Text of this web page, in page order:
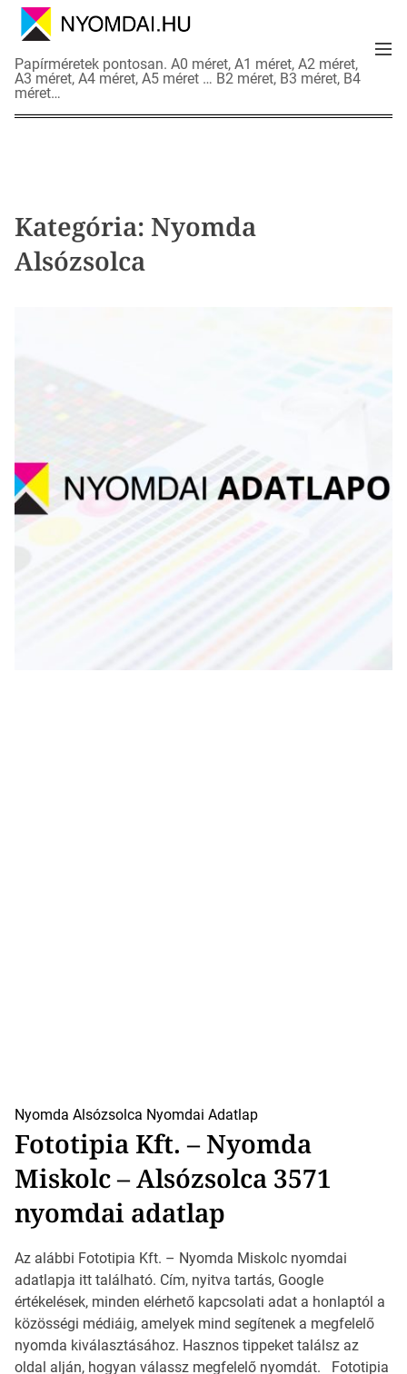
N
y
o
m
d
a
t
Papírméretek pontosan. A0 méret, A1 méret, A2 méret,
A3 méret, A4 méret, A5 méret … B2 méret, B3 méret, B4
méret…
M
Kategória: Nyomda
Alsózsolca
Nyomda Alsózsolca Nyomdai Adatlap
Fototipia Kft. – Nyomda
Miskolc – Alsózsolca 3571
nyomdai adatlap
Az alábbi Fototipia Kft. – Nyomda Miskolc nyomdai
adatlapja itt található. Cím, nyitva tartás, Google
értékelések, minden elérhető kapcsolati adat a honlaptól a
közösségi médiáig, amelyek mind segítenek a megfelelő
nyomda kiválasztásához. Hasznos tippeket találsz az
oldal alján, hogyan válassz megfelelő nyomdát. Fototipia